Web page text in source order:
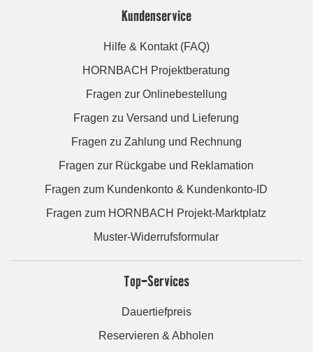
Kundenservice
Hilfe & Kontakt (FAQ)
HORNBACH Projektberatung
Fragen zur Onlinebestellung
Fragen zu Versand und Lieferung
Fragen zu Zahlung und Rechnung
Fragen zur Rückgabe und Reklamation
Fragen zum Kundenkonto & Kundenkonto-ID
Fragen zum HORNBACH Projekt-Marktplatz
Muster-Widerrufsformular
Top-Services
Dauertiefpreis
Reservieren & Abholen